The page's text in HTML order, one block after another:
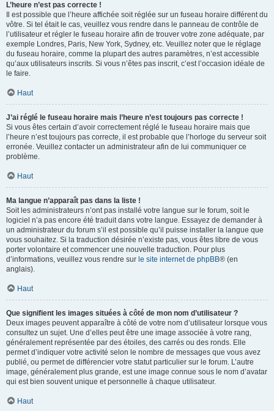
L’heure n’est pas correcte !
Il est possible que l’heure affichée soit réglée sur un fuseau horaire différent du
vôtre. Si tel était le cas, veuillez vous rendre dans le panneau de contrôle de
l’utilisateur et régler le fuseau horaire afin de trouver votre zone adéquate, par
exemple Londres, Paris, New York, Sydney, etc. Veuillez noter que le réglage
du fuseau horaire, comme la plupart des autres paramètres, n’est accessible
qu’aux utilisateurs inscrits. Si vous n’êtes pas inscrit, c’est l’occasion idéale de
le faire.
Haut
J’ai réglé le fuseau horaire mais l’heure n’est toujours pas correcte !
Si vous êtes certain d’avoir correctement réglé le fuseau horaire mais que
l’heure n’est toujours pas correcte, il est probable que l’horloge du serveur soit
erronée. Veuillez contacter un administrateur afin de lui communiquer ce
problème.
Haut
Ma langue n’apparaît pas dans la liste !
Soit les administrateurs n’ont pas installé votre langue sur le forum, soit le
logiciel n’a pas encore été traduit dans votre langue. Essayez de demander à
un administrateur du forum s’il est possible qu’il puisse installer la langue que
vous souhaitez. Si la traduction désirée n’existe pas, vous êtes libre de vous
porter volontaire et commencer une nouvelle traduction. Pour plus
d’informations, veuillez vous rendre sur le site internet de phpBB® (en
anglais).
Haut
Que signifient les images situées à côté de mon nom d’utilisateur ?
Deux images peuvent apparaître à côté de votre nom d’utilisateur lorsque vous
consultez un sujet. Une d’elles peut être une image associée à votre rang,
généralement représentée par des étoiles, des carrés ou des ronds. Elle
permet d’indiquer votre activité selon le nombre de messages que vous avez
publié, ou permet de différencier votre statut particulier sur le forum. L’autre
image, généralement plus grande, est une image connue sous le nom d’avatar
qui est bien souvent unique et personnelle à chaque utilisateur.
Haut